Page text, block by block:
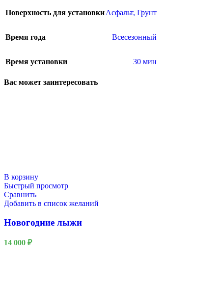
Поверхность для установкиАсфальт, Грунт
Время года Всесезонный
Время установки 30 мин
Вас может заинтересовать
В корзину
Быстрый просмотр
Сравнить
Добавить в список желаний
Новогодние лыжи
14 000 ₽